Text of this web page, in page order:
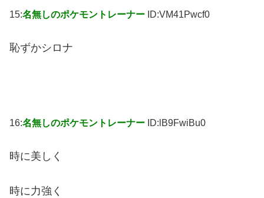
15:名無しのポケモントレーナー ID:VM41Pwcf0
恥ずかシロナ
16:名無しのポケモントレーナー ID:lB9FwiBu0
時に美しく
時に力強く